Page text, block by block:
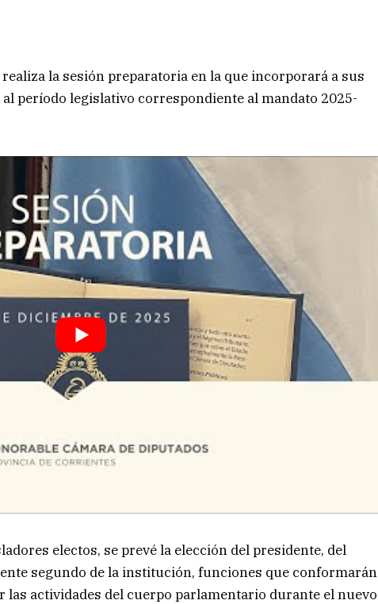
la sesión preparatoria en la que incorporará a sus
período legislativo correspondiente al mandato 2025-
electos, se prevé la elección del presidente, del
segundo de la institución, funciones que conformarán
las actividades del cuerpo parlamentario durante el nuevo